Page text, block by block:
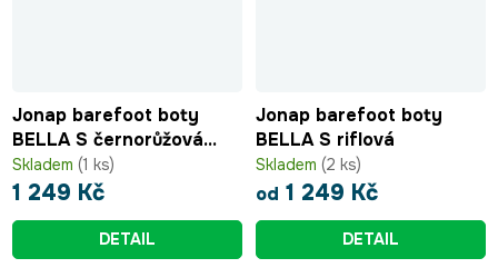
Jonap barefoot boty
BELLA S černorůžová
srdce
Skladem (1 ks)
1 249 Kč
DETAIL
Jonap barefoot boty
BELLA S riflová
Skladem (2 ks)
od 1 249 Kč
DETAIL